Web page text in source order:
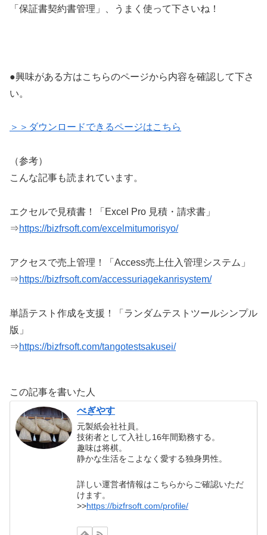
「保証書契約書管理」、うまく使って下さいね！
●興味がある方はこちらのページから内容を確認して下さ
い。
＞＞ダウンロードできるページはこちら
（参考）
こんな記事も読まれています。
エクセルで見積書！「Excel Pro 見積・請求書」
⇒https://bizfrsoft.com/excelmitumorisyo/
アクセスで売上管理！「Access売上仕入管理システム」
⇒https://bizfrsoft.com/accessuriagekanrisystem/
単語テスト作成を支援！「ランダムテストツールシンプル
版」
⇒https://bizfrsoft.com/tangotestsakusei/
この記事を書いた人
べぎやす
元製紙会社社員。
技術者として入社し16年間勤務する。
趣味は将棋。
静かな生活をこよなく愛する独身男性。
詳しい運営者情報はこちらからご確認いただ
けます。
>>https://bizfrsoft.com/profile/